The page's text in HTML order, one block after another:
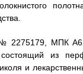
№ 2275179, МПК
из
и